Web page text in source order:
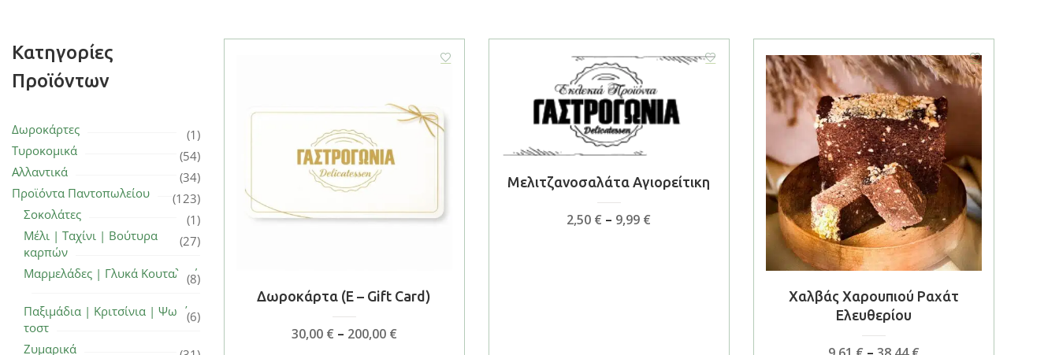
Κατηγορίες
Προϊόντων
Δωροκάρτες
(1)
Τυροκομικά
(54)
Αλλαντικά
(34)
Προϊόντα Παντοπωλείου
(123)
Σοκολάτες
(1)
Μέλι | Ταχίνι | Βούτυρα
καρπών
(27)
Μαρμελάδες | Γλυκά Κουταλιού
(8)
Παξιμάδια | Κριτσίνια | Ψωμί
τοστ
(6)
Ζυμαρικά
Δωροκάρτα (E – Gift Card)
30,00 € – 200,00 €Price
Μελιτζανοσαλάτα Αγιορείτικη
2,50 € – 9,99 €
Χαλβάς Χαρουπιού Ραχάτ
Ελευθερίου